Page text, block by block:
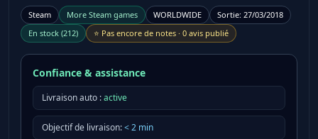
Steam More Steam games WORLDWIDE Sortie: 27/03/2018
En stock (212) ⭐ Pas encore de notes · 0 avis publié
Confiance & assistance
Livraison auto :active
Objectif de livraison:<2 min